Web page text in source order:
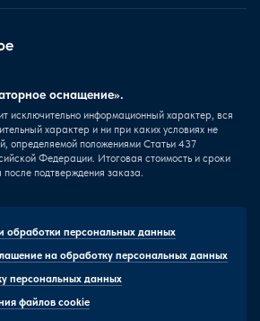
оснащение».
исключительно информационный характер, вся
характер и ни при каких условиях не
определяемой положениями Статьи 437
Федерации. Итоговая стоимость и сроки
подтверждения заказа.
обработки персональных данных
на обработку персональных данных
персональных данных
файлов cookie